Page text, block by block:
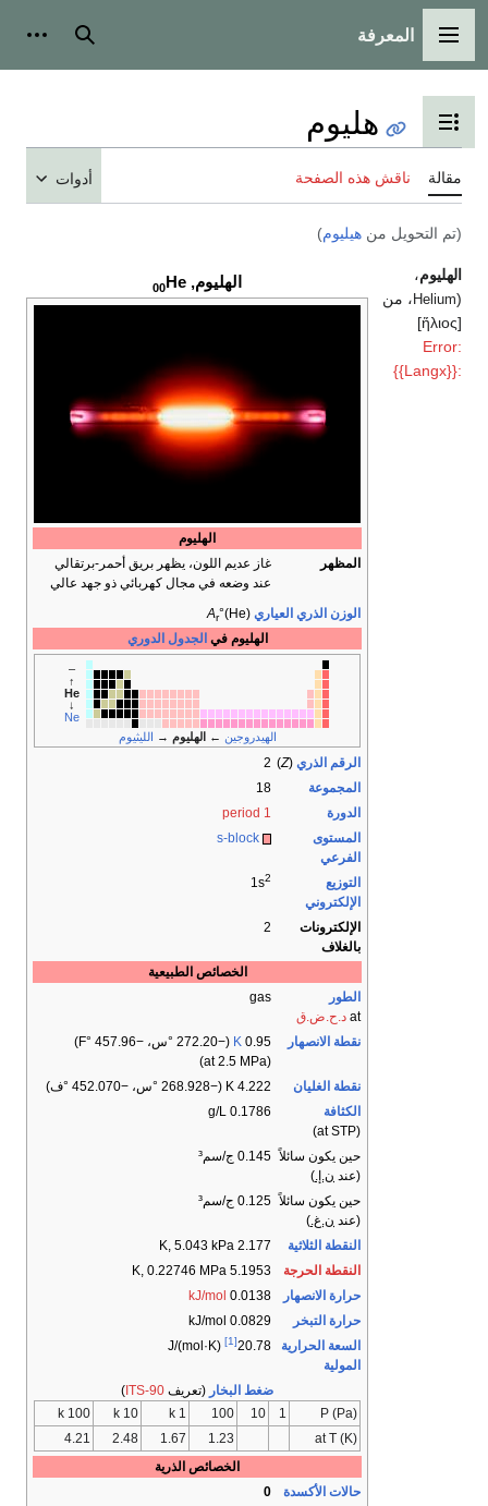
القائمة الرئيسية
المعرفة بحث
تبديل عرض جدول المحتويات
هليوم
مقالة ناقش هذه الصفحة أدوات
(تم التحويل من هيليوم)
الهليوم, 00He
الهليوم
المظهر
غاز عديم اللون، يظهر بريق أحمر-برتقالي
عند وضعه في مجال كهربائي ذو جهد عالي
الوزن الذري العياري
Ar°(He)
الهليوم في الجدول الدوري
–
↑
He
↓
Ne
الهيدروجين ← الهليوم → الليثيوم
الرقم الذري (
Z
)
2
المجموعة
18
الدورة
period 1
المستوى
الفرعي
s-block
التوزيع
الإلكتروني
1s2
الإلكترونات
بالغلاف
2
الخصائص الطبيعية
الطور
at د.ح.ض.ق
gas
نقطة الانصهار 0.95
K
​(−272.20 °س، ​−457.96 °F)
(at 2.5 MPa)
نقطة الغليان
4.222 K ​(−268.928 °س، ​−452.070 °ف)
الكثافة
(at STP)
0.1786 g/L
حين يكون سائلاً
(عند ن.إ.)
0.145 ج/سم³
حين يكون سائلاً
(عند ن.غ.)
0.125 ج/سم³
النقطة الثلاثية
2.177 K, ​5.043 kPa
النقطة الحرجة
5.1953 K, 0.22746 MPa
حرارة الانصهار
0.0138
kJ/mol
حرارة التبخر
0.0829 kJ/mol
السعة الحرارية
المولية
20.78
[1]
ضغط البخار (تعريف ITS-90
)
P (Pa)
1
10
100
1 k
10 k
100 k
at T (K)
1.23
1.67
2.48
4.21
الخصائص الذرية
حالات الأكسدة
0
الهليوم،
(
Helium ، من
[ἥλιος]
Error:
{{Langx}}: